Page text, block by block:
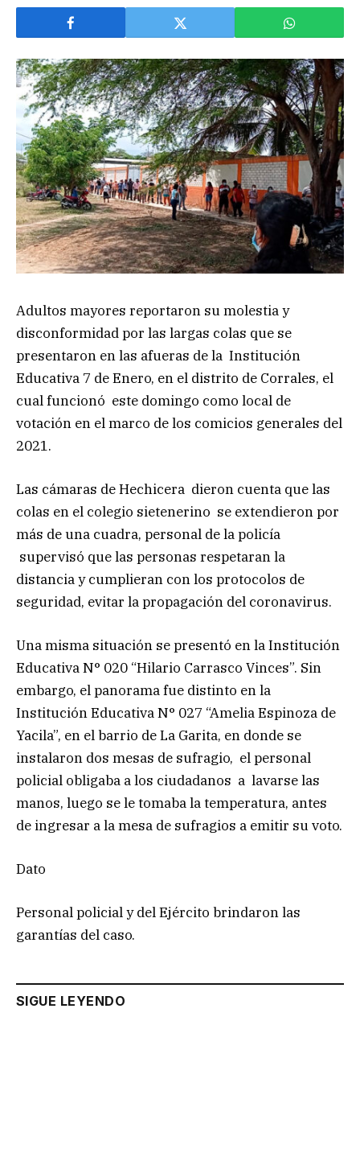
Adultos mayores reportaron su molestia y
disconformidad por las largas colas que se
presentaron en las afueras de la Institución
Educativa 7 de Enero, en el distrito de Corrales, el
cual funcionó este domingo como local de
votación en el marco de los comicios generales del
2021.
Las cámaras de Hechicera dieron cuenta que las
colas en el colegio sietenerino se extendieron por
más de una cuadra, personal de la policía
supervisó que las personas respetaran la
distancia y cumplieran con los protocolos de
seguridad, evitar la propagación del coronavirus.
Una misma situación se presentó en la Institución
Educativa N° 020 “Hilario Carrasco Vinces”. Sin
embargo, el panorama fue distinto en la
Institución Educativa N° 027 “Amelia Espinoza de
Yacila”, en el barrio de La Garita, en donde se
instalaron dos mesas de sufragio, el personal
policial obligaba a los ciudadanos a lavarse las
manos, luego se le tomaba la temperatura, antes
de ingresar a la mesa de sufragios a emitir su voto.
Dato
Personal policial y del Ejército brindaron las
garantías del caso.
SIGUE LEYENDO